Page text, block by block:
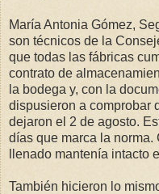
María Antonia Gómez,
son técnicos de la
que todas las fábricas
contrato de
la bodega y, con la
dispusieron a comprobar
dejaron el 2 de agosto.
días que marca la
llenado mantenía intacto
También hicieron lo